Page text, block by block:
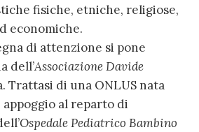
fisiche, etniche, religiose,
economiche.
di attenzione si pone
dell’Associazione Davide
Trattasi di una ONLUS nata
al reparto di
Ospedale Pediatrico Bambino